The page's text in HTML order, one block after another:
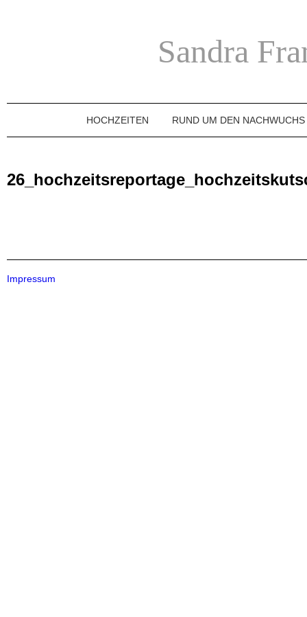
Sandra
HOCHZEITEN RUND UM DEN NACHWUCHS
Impressum